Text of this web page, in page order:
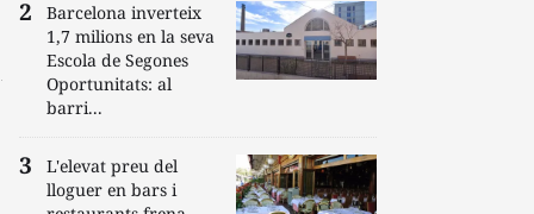
Barcelona inverteix
1,7 milions en la seva
Escola de Segones
Oportunitats: al
barri...
L'elevat preu del
lloguer en bars i